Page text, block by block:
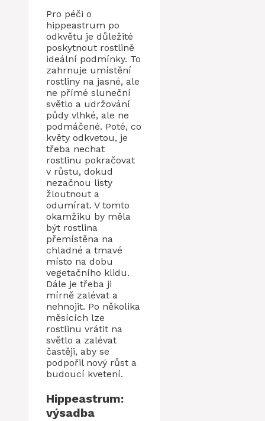
Pro péči o
hippeastrum po
odkvětu je důležité
poskytnout rostlině
ideální podmínky. To
zahrnuje umístění
rostliny na jasné, ale
ne přímé sluneční
světlo a udržování
půdy vlhké, ale ne
podmáčené. Poté, co
květy odkvetou, je
třeba nechat
rostlinu pokračovat
v růstu, dokud
nezačnou listy
žloutnout a
odumírat. V tomto
okamžiku by měla
být rostlina
přemístěna na
chladné a tmavé
místo na dobu
vegetačního klidu.
Dále je třeba ji
mírně zalévat a
nehnojit. Po několika
měsících lze
rostlinu vrátit na
světlo a zalévat
častěji, aby se
podpořil nový růst a
budoucí kvetení.
Hippeastrum:
výsadba